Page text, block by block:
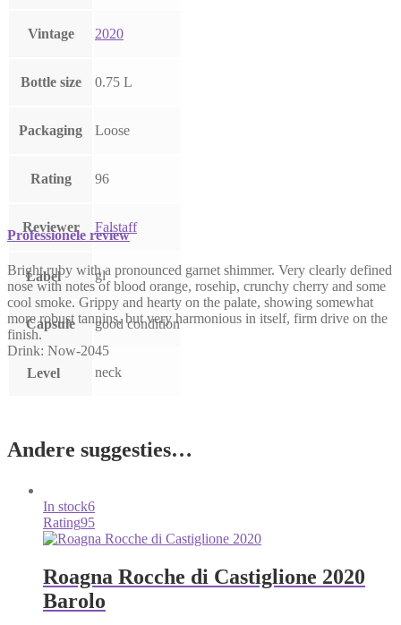
Vintage 2020
Bottle size 0.75 L
Packaging Loose
Rating 96
Reviewer Falstaff
Label gl
Capsule good condition
Level neck
Professionele review
Bright ruby with a pronounced garnet shimmer. Very clearly defined
nose with notes of blood orange, rosehip, crunchy cherry and some
cool smoke. Grippy and hearty on the palate, showing somewhat
more robust tannins, but very harmonious in itself, firm drive on the
finish.
Drink: Now-2045
Andere suggesties…
In stock6
Rating95
Roagna Rocche di Castiglione 2020
Barolo